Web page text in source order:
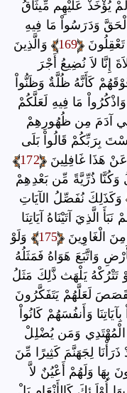
يُؤْخَذْ عَلَيْهِم مِّيثَاقُ
الْحَقَّ وَدَرَسُواْ مَا فِيهِ
تَعْقِلُونَ
169
وَالَّذِينَ
إِنَّا لاَ نُضِيعُ أَجْرَ
كَأَنَّهُ ظُلَّةٌ وَظَنُّواْ
مَا فِيهِ لَعَلَّكُمْ
آدَمَ مِن ظُهُورِهِمْ
بِرَبِّكُمْ قَالُواْ بَلَى
عَنْ هَذَا غَافِلِينَ 172
وَكُنَّا ذُرِّيَّةً مِّن بَعْدِهِمْ
وَكَذَلِكَ نُفَصِّلُ الآيَاتِ
الَّذِيَ آتَيْنَاهُ آيَاتِنَا
الْغَاوِينَ 175
وَلَوْ
وَاتَّبَعَ هَوَاهُ فَمَثَلُهُ
تَتْرُكْهُ يَلْهَث ذَّلِكَ مَثَلُ
لَعَلَّهُمْ يَتَفَكَّرُونَ
وَأَنفُسَهُمْ كَانُواْ
وَمَن يُضْلِلْ
لِجَهَنَّمَ كَثِيرًا مِّنَ
بِهَا وَلَهُمْ أَعْيُنٌ لاَّ